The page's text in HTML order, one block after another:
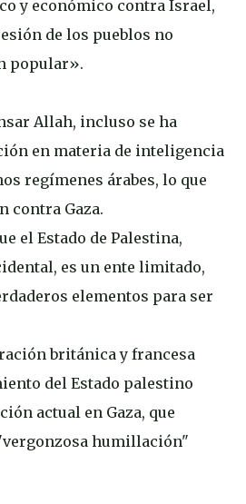
y económico contra Israel,
de los pueblos no
popular».
Allah, incluso se ha
en materia de inteligencia
regímenes árabes, lo que
contra Gaza.
el Estado de Palestina,
es un ente limitado,
elementos para ser
británica y francesa
del Estado palestino
actual en Gaza, que
humillación"